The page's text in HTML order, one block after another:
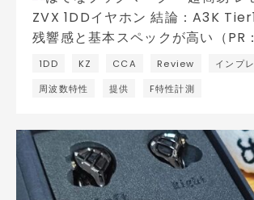
1DD KZ CCA Review インプレ
周波数特性
提供 F特性計測